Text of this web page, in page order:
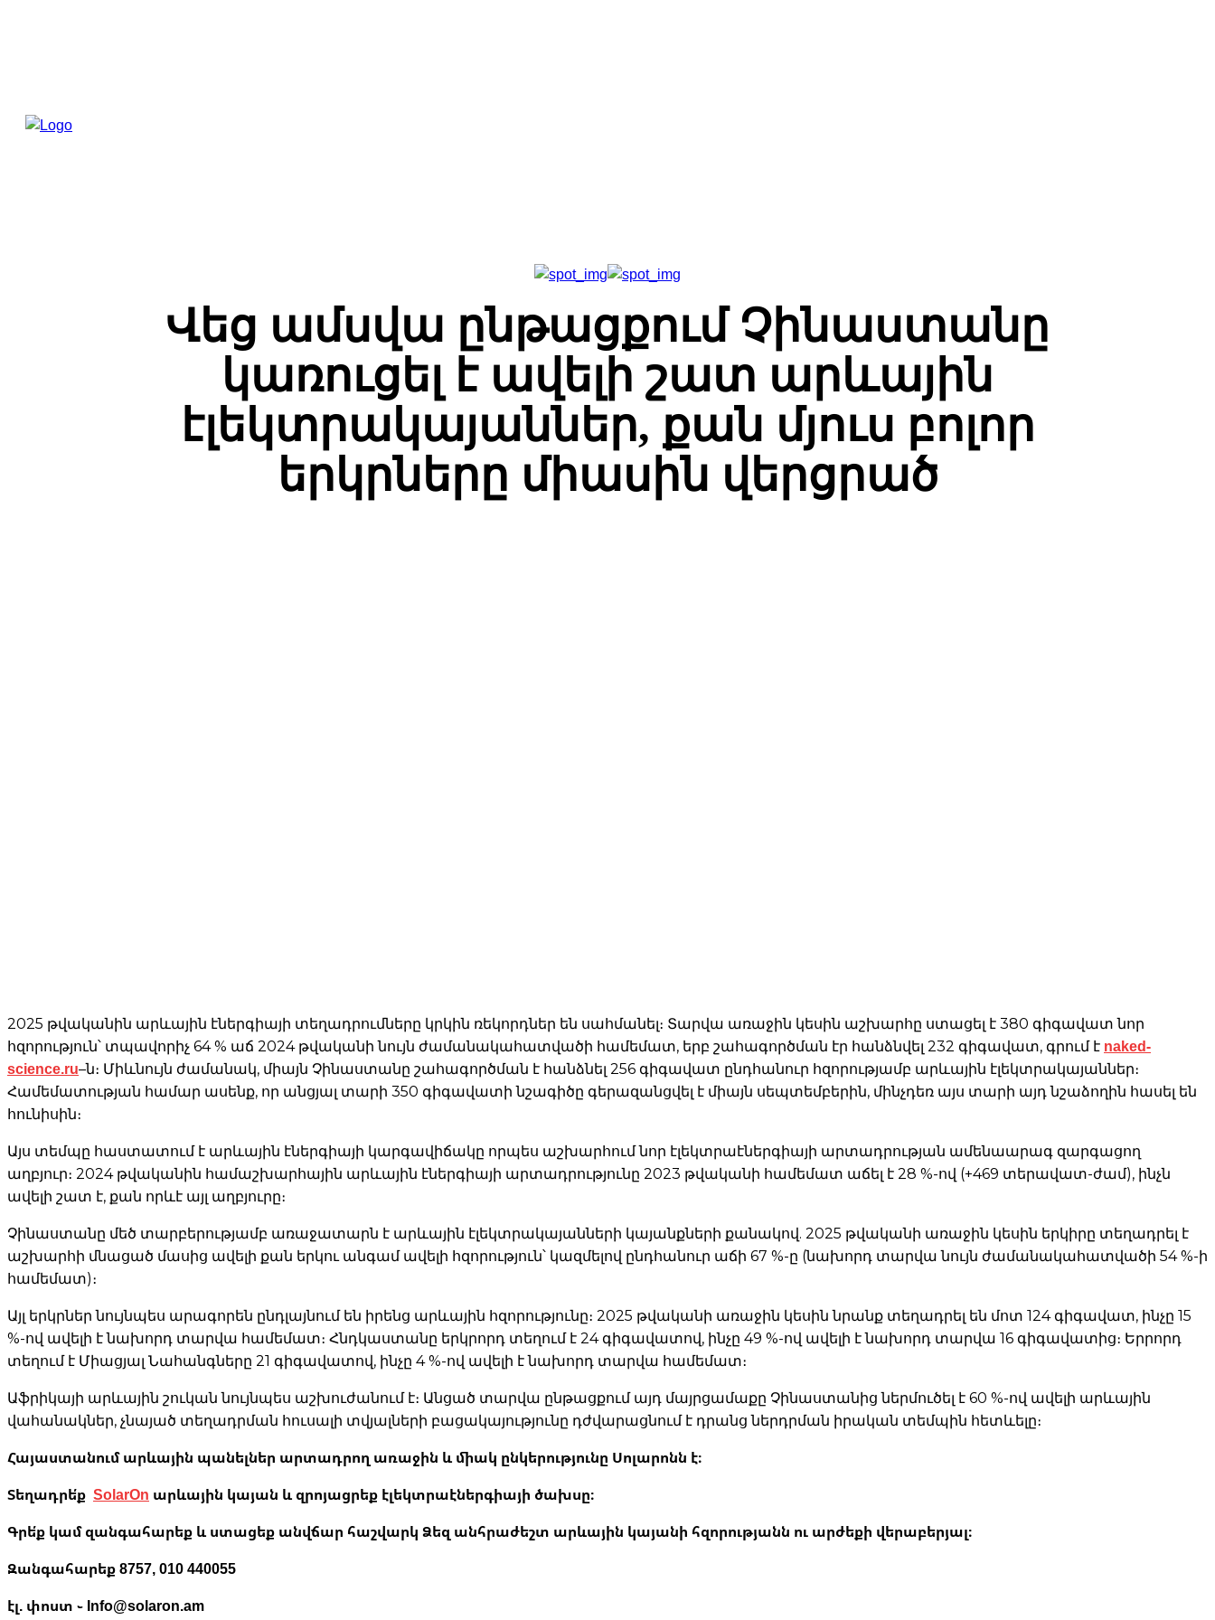
Վեց ամսվա ընթացքում Չինաստանը
կառուցել է ավելի շատ արևային
էլեկտրակայաններ, քան մյուս բոլոր
երկրները միասին վերցրած
2025 թվականին արևային էներգիայի տեղադրումները կրկին ռեկորդներ են սահմանել։ Տարվա առաջին կեսին աշխարհը ստացել է 380 գիգավատ նոր
հզորություն՝ տպավորիչ 64 % աճ 2024 թվականի նույն ժամանակահատվածի համեմատ, երբ շահագործման էր հանձնվել 232 գիգավատ, գրում է naked-
science.ru–ն։ Միևնույն ժամանակ, միայն Չինաստանը շահագործման է հանձնել 256 գիգավատ ընդհանուր հզորությամբ արևային էլեկտրակայաններ։
Համեմատության համար ասենք, որ անցյալ տարի 350 գիգավատի նշագիծը գերազանցվել է միայն սեպտեմբերին, մինչդեռ այս տարի այդ նշաձողին հասել են
հունիսին։
Այս տեմպը հաստատում է արևային էներգիայի կարգավիճակը որպես աշխարհում նոր էլեկտրաէներգիայի արտադրության ամենաարագ զարգացող
աղբյուր։ 2024 թվականին համաշխարհային արևային էներգիայի արտադրությունը 2023 թվականի համեմատ աճել է 28 %-ով (+469 տերավատ-ժամ), ինչն
ավելի շատ է, քան որևէ այլ աղբյուրը։
Չինաստանը մեծ տարբերությամբ առաջատարն է արևային էլեկտրակայանների կայանքների քանակով. 2025 թվականի առաջին կեսին երկիրը տեղադրել է
աշխարհի մնացած մասից ավելի քան երկու անգամ ավելի հզորություն՝ կազմելով ընդհանուր աճի 67 %-ը (նախորդ տարվա նույն ժամանակահատվածի 54 %-ի
համեմատ)։
Այլ երկրներ նույնպես արագորեն ընդլայնում են իրենց արևային հզորությունը։ 2025 թվականի առաջին կեսին նրանք տեղադրել են մոտ 124 գիգավատ, ինչը 15
%-ով ավելի է նախորդ տարվա համեմատ։ Հնդկաստանը երկրորդ տեղում է 24 գիգավատով, ինչը 49 %-ով ավելի է նախորդ տարվա 16 գիգավատից։ Երրորդ
տեղում է Միացյալ Նահանգները 21 գիգավատով, ինչը 4 %-ով ավելի է նախորդ տարվա համեմատ։
Աֆրիկայի արևային շուկան նույնպես աշխուժանում է։ Անցած տարվա ընթացքում այդ մայրցամաքը Չինաստանից ներմուծել է 60 %-ով ավելի արևային
վահանակներ, չնայած տեղադրման հուսալի տվյալների բացակայությունը դժվարացնում է դրանց ներդրման իրական տեմպին հետևելը։
Հայաստանում արևային պանելներ արտադրող առաջին և միակ ընկերությունը Սոլարոնն է։
Տեղադրե՛ք SolarOn արևային կայան և զրոյացրեք էլեկտրաէներգիայի ծախսը։
Գրե՛ք կամ զանգահարեք և ստացեք անվճար հաշվարկ Ձեզ անհրաժեշտ արևային կայանի հզորությանն ու արժեքի վերաբերյալ։
Զանգահարեք 8757, 010 440055
էլ. փոստ ֊ Info@solaron.am